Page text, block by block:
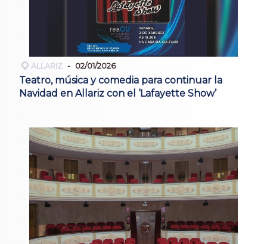
ALLARIZ 02/01/2026
Teatro, música y comedia para continuar la
Navidad en Allariz con el ‘Lafayette Show’